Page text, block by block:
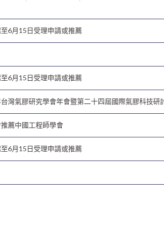
6月15日受理申請或推薦
6月15日受理申請或推薦
灣氣膠研究學會年會暨第二十四屆國際氣膠科技研
薦中國工程師學會
6月15日受理申請或推薦